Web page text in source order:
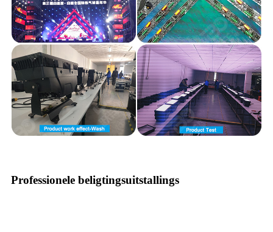
Professionele beligtingsuitstallings